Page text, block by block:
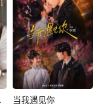
办 当我遇见你